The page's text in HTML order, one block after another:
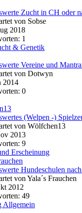
Zucht in CH oder
von Sobse
2018
1
& Genetik
Vereine und
von Dotwyn
2014
0
(Welpen -)
von Wölfchen13
2013
9
Erscheinung
Hundeschulen
von Yala´s Frauchen
2012
49
Allgemein